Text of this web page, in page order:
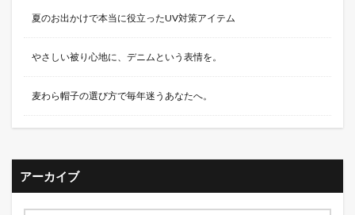
夏のお出かけで本当に役立ったUV対策アイテム
やさしい被り心地に、デニムという表情を。
麦わら帽子の選び方で毎年迷うあなたへ。
アーカイブ